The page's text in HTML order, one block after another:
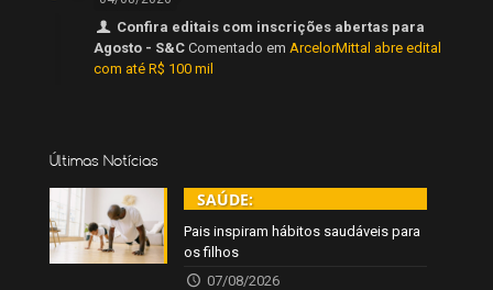
Confira editais com inscrições abertas para
Agosto - S&C Comentado em ArcelorMittal abre edital
com até R$ 100 mil
Últimas Notícias
SAÚDE:
Pais inspiram hábitos saudáveis para
os filhos
07/08/2026